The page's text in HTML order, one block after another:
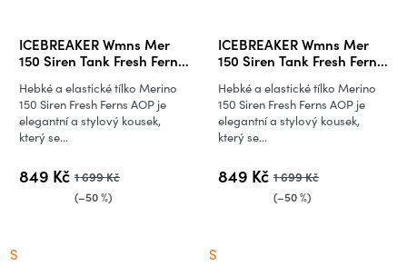
ICEBREAKER Wmns Mer
150 Siren Tank Fresh Ferns
Quartz/Snow/Aop
(vzorek)
849 Kč 1 699 Kč
(–50 %)
Hebké a elastické tílko Merino
150 Siren Fresh Ferns AOP je
elegantní a stylový kousek,
který se...
S
ICEBREAKER Wmns Mer
150 Siren Tank Fresh Ferns
(vzorek)
849 Kč 1 699 Kč
(–50 %)
Hebké a elastické tílko Merino
150 Siren Fresh Ferns AOP je
elegantní a stylový kousek,
který se...
S